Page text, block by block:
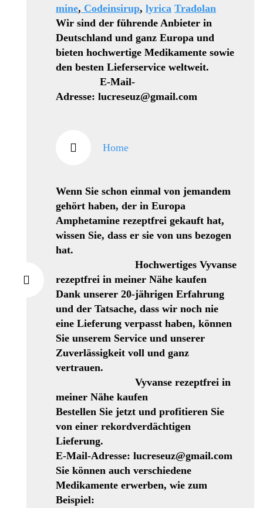
mine, Codeinsirup, lyrica Tradolan
Wir sind der führende Anbieter in
Deutschland und ganz Europa und
bieten hochwertige Medikamente sowie
den besten Lieferservice weltweit.
E-Mail-
Adresse: lucreseuz@gmail.com
Home
Wenn Sie schon einmal von jemandem
gehört haben, der in Europa
Amphetamine rezeptfrei gekauft hat,
wissen Sie, dass er sie von uns bezogen
hat.
Hochwertiges Vyvanse
rezeptfrei in meiner Nähe kaufen
Dank unserer 20-jährigen Erfahrung
und der Tatsache, dass wir noch nie
eine Lieferung verpasst haben, können
Sie unserem Service und unserer
Zuverlässigkeit voll und ganz
vertrauen.
Vyvanse rezeptfrei in
meiner Nähe kaufen
Bestellen Sie jetzt und profitieren Sie
von einer rekordverdächtigen
Lieferung.
E-Mail-Adresse: lucreseuz@gmail.com
Sie können auch verschiedene
Medikamente erwerben, wie zum
Beispiel: